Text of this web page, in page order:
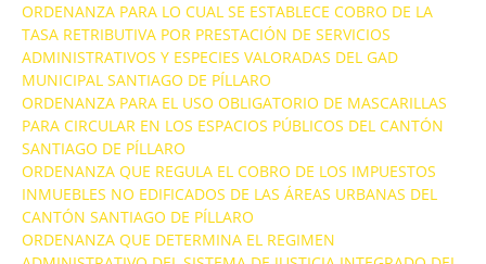
ORDENANZA PARA LO CUAL SE ESTABLECE COBRO DE LA
TASA RETRIBUTIVA POR PRESTACIÓN DE SERVICIOS
ADMINISTRATIVOS Y ESPECIES VALORADAS DEL GAD
MUNICIPAL SANTIAGO DE PÍLLARO
ORDENANZA PARA EL USO OBLIGATORIO DE MASCARILLAS
PARA CIRCULAR EN LOS ESPACIOS PÚBLICOS DEL CANTÓN
SANTIAGO DE PÍLLARO
ORDENANZA QUE REGULA EL COBRO DE LOS IMPUESTOS
INMUEBLES NO EDIFICADOS DE LAS ÁREAS URBANAS DEL
CANTÓN SANTIAGO DE PÍLLARO
ORDENANZA QUE DETERMINA EL REGIMEN